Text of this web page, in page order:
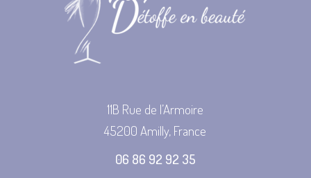
11B Rue de l’Armoire
45200 Amilly, France
06 86 92 92 35